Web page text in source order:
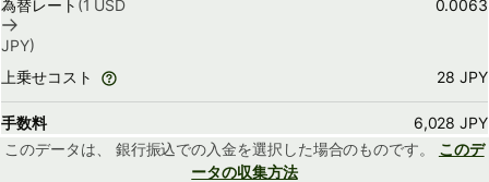
為替レート (1 USD
JPY)
0.0063
上乗せコスト 28 JPY
手数料
6,028 JPY
このデータは、
銀行振込での入金を選択した場合のものです。
このデ
ータの収集方法